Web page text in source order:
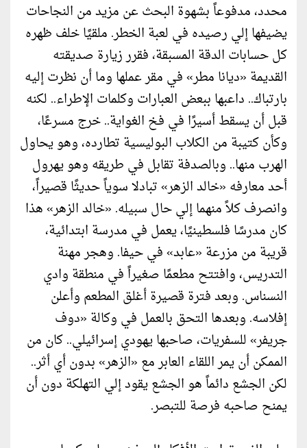
محدد، مدفوعاً بشهوة البحث عن مزيد من النجاحات
يضيفها إلي رصيده في لعبة الخطر. ملقيًا خلف ظهره
كل حسابات الدقة المسبقة، فقرر زيارة صديقته
القديمة «ديانا مطر» في مقر عملها وما أن نظرت إليه
بارتباك.. داعبها ببعض العبارات وكلمات الإطراء.. لكنه
قبل أن يسقط أسيرًا في فخ الغواية.. خرج مسرعًا،
وكأن كتيبة من الكلاب البوليسية تطارده، وهو يحاول
الهرب منها.. وبالصدفة تقابل في طريقه وهو يهرول
أحد معارفه «خالد الزهر» تبادلا سوياً حديثًا قصيراً،
وانصرف كلاً منهما إلي حال سبيله. «خالد الزهر» هذا
كان مدرسًا فلسطينيًا، يعمل في مدرسة ابتدائية،
قريبة من مزرعة «عابد» في حيفا. وهجر مهنة
التدريس، وافتتح مطعمًا صغيراً في منطقة وادي
النسناس. وبعد فترة قصيرة أغلق المطعم وأعلن
إفلاسه. وبعدها التحق بالعمل في وكالة «دوف
جريفر» للسفريات، صاحبها يهودي إسرائيلي.. كان من
الممكن أن يمر اللقاء العابر مع «الزهر» بدون أي أثر..
لكن الجشع دائماً هو الجشع يقود إلي التهلكة دون أن
يمنح صاحبه فرصة للتبصر.